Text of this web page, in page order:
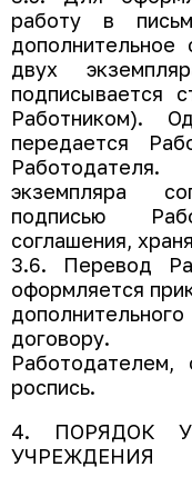
работу в
дополнительное
двух
подписывается
Работником).
передается
экземпляра
подписью
соглашения,
3.6. Перевод
оформляется
договору.
Работодателем,
роспись.
4. ПОРЯДОК
УЧРЕЖДЕНИЯ